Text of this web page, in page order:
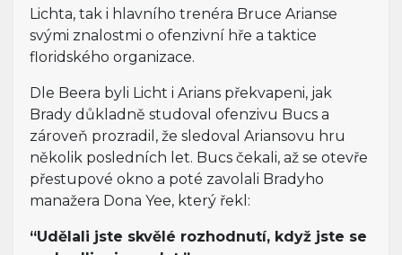
Lichta, tak i hlavního trenéra Bruce Arianse
svými znalostmi o ofenzivní hře a taktice
floridského organizace.
Dle Beera byli Licht i Arians překvapeni, jak
Brady důkladně studoval ofenzivu Bucs a
zároveň prozradil, že sledoval Ariansovu hru
několik posledních let. Bucs čekali, až se otevře
přestupové okno a poté zavolali Bradyho
manažera Dona Yee, který řekl:
“Udělali jste skvělé rozhodnutí, když jste se